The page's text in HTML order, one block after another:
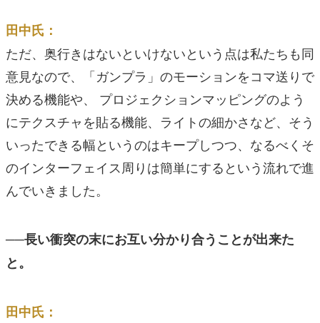
田中氏：
ただ、奥行きはないといけないという点は私たちも同
意見なので、「ガンプラ」のモーションをコマ送りで
決める機能や、 プロジェクションマッピングのよう
にテクスチャを貼る機能、ライトの細かさなど、そう
いったできる幅というのはキープしつつ、なるべくそ
のインターフェイス周りは簡単にするという流れで進
んでいきました。
──長い衝突の末にお互い分かり合うことが出来た
と。
田中氏：